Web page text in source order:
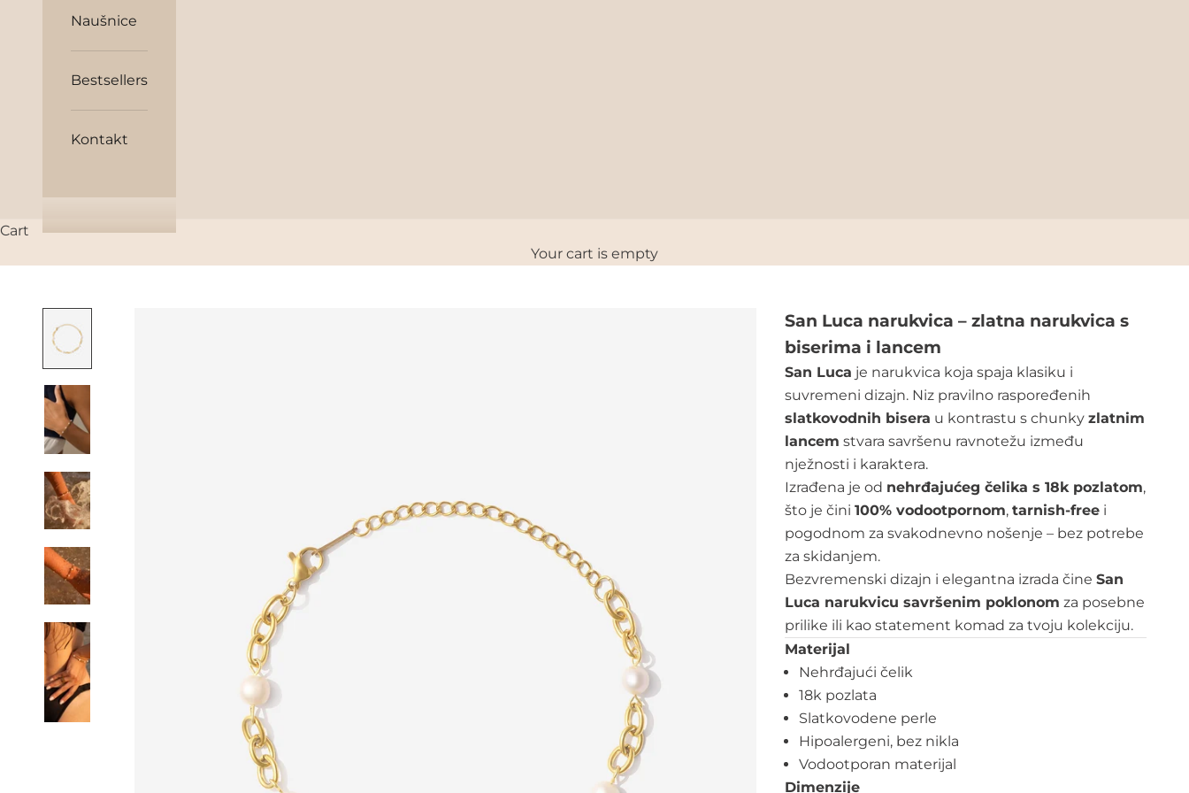
Naušnice
Bestsellers
Kontakt
Cart
Your cart is empty
San Luca narukvica – zlatna narukvica s
biserima i lancem
San Luca je narukvica koja spaja klasiku i
suvremeni dizajn. Niz pravilno raspoređenih
slatkovodnih bisera u kontrastu s chunkyzlatnim
lancem stvara savršenu ravnotežu između
nježnosti i karaktera.
Izrađena je od nehrđajućeg čelika s 18k pozlatom,
što je čini100% vodootpornom,tarnish-free i
pogodnom za svakodnevno nošenje – bez potrebe
za skidanjem.
Bezvremenski dizajn i elegantna izrada čineSan
Luca narukvicu savršenim poklonom za posebne
prilike ili kao statement komad za tvoju kolekciju.
Materijal
Nehrđajući čelik
18k pozlata
Slatkovodene perle
Hipoalergeni, bez nikla
Vodootporan materijal
Dimenzije